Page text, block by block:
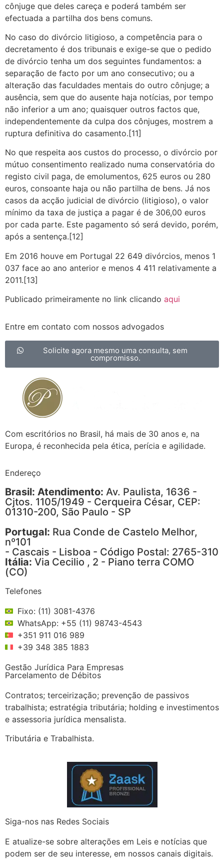
cônjuge que deles careça e poderá também ser
efectuada a partilha dos bens comuns.
No caso do divórcio litigioso, a competência para o
decretamento é dos tribunais e exige-se que o pedido
de divórcio tenha um dos seguintes fundamentos: a
separação de facto por um ano consecutivo; ou a
alteração das faculdades mentais do outro cônjuge; a
ausência, sem que do ausente haja notícias, por tempo
não inferior a um ano; quaisquer outros factos que,
independentemente da culpa dos cônjuges, mostrem a
ruptura definitiva do casamento.[11]
No que respeita aos custos do processo, o divórcio por
mútuo consentimento realizado numa conservatória do
registo civil paga, de emolumentos, 625 euros ou 280
euros, consoante haja ou não partilha de bens. Já nos
casos da acção judicial de divórcio (litigioso), o valor
mínimo da taxa de justiça a pagar é de 306,00 euros
por cada parte. Este pagamento só será devido, porém,
após a sentença.[12]
Em 2016 houve em Portugal 22 649 divórcios, menos 1
037 face ao ano anterior e menos 4 411 relativamente a
2011.[13]
Publicado primeiramente no link clicando aqui
Entre em contato com nossos advogados
Solicite agora mesmo uma consulta, sem
compromisso.
Com escritórios no Brasil, há mais de 30 anos e, na
Europa, é reconhecida pela ética, perícia e agilidade.
Endereço
Brasil: Atendimento: Av. Paulista, 1636 -
Cjtos. 1105/1949 - Cerqueira César, CEP:
01310-200, São Paulo - SP
Portugal: Rua Conde de Castelo Melhor,
nº101
- Cascais - Lisboa - Código Postal: 2765-310
Itália: Via Cecilio , 2 - Piano terra COMO
(CO)
Telefones
Fixo: (11) 3081-4376
WhatsApp: +55 (11) 98743-4543
+351 911 016 989
+39 348 385 1883
Gestão Jurídica Para Empresas
Parcelamento de Débitos
Contratos; terceirização; prevenção de passivos
trabalhista; estratégia tributária; holding e investimentos
e assessoria jurídica mensalista.
Tributária e Trabalhista.
Siga-nos nas Redes Sociais
E atualize-se sobre alterações em Leis e notícias que
podem ser de seu interesse, em nossos canais digitais.